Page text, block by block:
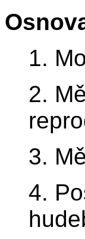
1.
2.
3.
4.